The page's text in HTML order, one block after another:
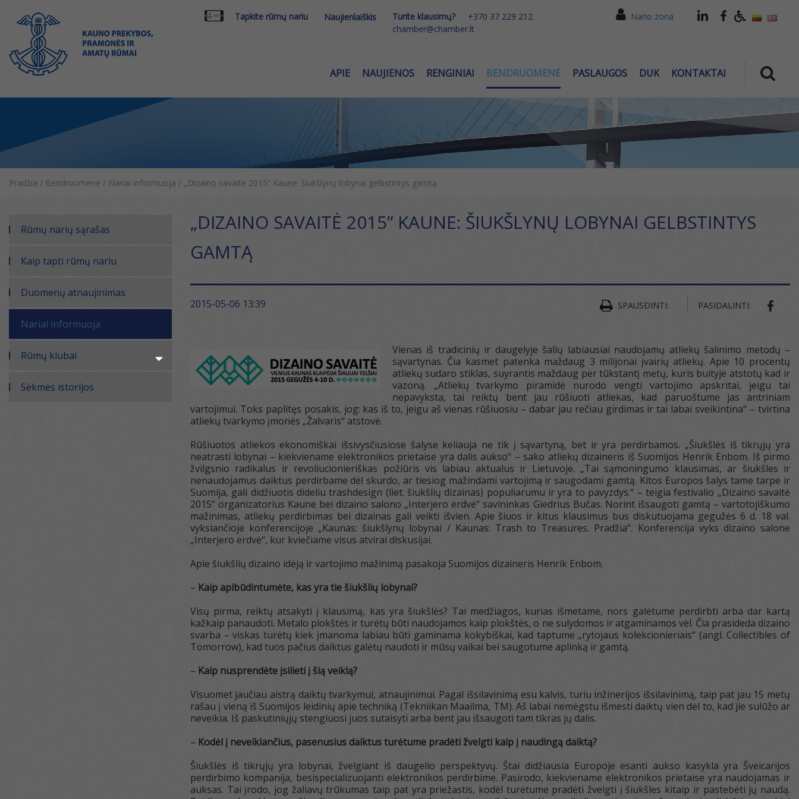
Tapkite rūmų nariu Naujienlaiškis Turite klausimų?
+370 37 229 212
chamber@chamber.lt
Nario zona
APIE NAUJIENOS RENGINIAI BENDRUOMENĖ PASLAUGOS DUK KONTAKTAI
Pradžia / Bendruomenė / Nariai informuoja / „Dizaino savaitė 2015” Kaune: šiukšlynų lobynai gelbstintys gamtą
Rūmų narių sąrašas
Kaip tapti rūmų nariu
Duomenų atnaujinimas
Nariai informuoja
Rūmų klubai
Sėkmės istorijos
„DIZAINO SAVAITĖ 2015” KAUNE: ŠIUKŠLYNŲ LOBYNAI GELBSTINTYS
GAMTĄ
2015-05-06 13:39 SPAUSDINTI: PASIDALINTI:
Vienas iš tradicinių ir daugelyje šalių labiausiai naudojamų atliekų šalinimo metodų –
sąvartynas. Čia kasmet patenka maždaug 3 milijonai įvairių atliekų. Apie 10 procentų
atliekų sudaro stiklas, suyrantis maždaug per tūkstantį metų, kuris buityje atstotų kad ir
vazoną. „Atliekų tvarkymo piramidė nurodo vengti vartojimo apskritai, jeigu tai
nepavyksta, tai reiktų bent jau rūšiuoti atliekas, kad paruoštume jas antriniam
vartojimui. Toks paplitęs posakis, jog: kas iš to, jeigu aš vienas rūšiuosiu – dabar jau rečiau girdimas ir tai labai sveikintina“ – tvirtina
atliekų tvarkymo įmonės „Žalvaris“ atstovė.
Rūšiuotos atliekos ekonomiškai išsivysčiusiose šalyse keliauja ne tik į sąvartyną, bet ir yra perdirbamos. „Šiukšlės iš tikrųjų yra
neatrasti lobynai – kiekviename elektronikos prietaise yra dalis aukso“ – sako atliekų dizaineris iš Suomijos Henrik Enbom. Iš pirmo
žvilgsnio radikalus ir revoliucionieriškas požiūris vis labiau aktualus ir Lietuvoje. „Tai sąmoningumo klausimas, ar šiukšles ir
nenaudojamus daiktus perdirbame dėl skurdo, ar tiesiog mažindami vartojimą ir saugodami gamtą. Kitos Europos šalys tame tarpe ir
Suomija, gali didžiuotis dideliu trashdesign (liet. šiukšlių dizainas) populiarumu ir yra to pavyzdys.“ – teigia festivalio „Dizaino savaitė
2015“ organizatorius Kaune bei dizaino salono „Interjero erdvė“ savininkas Giedrius Bučas. Norint išsaugoti gamtą – vartotojiškumo
mažinimas, atliekų perdirbimas bei dizainas gali veikti išvien. Apie šiuos ir kitus klausimus bus diskutuojama gegužės 6 d. 18 val.
vyksiančioje konferencijoje „Kaunas: šiukšlynų lobynai / Kaunas: Trash to Treasures. Pradžia“. Konferencija vyks dizaino salone
„Interjero erdvė“, kur kviečiame visus atvirai diskusijai.
Apie šiukšlių dizaino idėją ir vartojimo mažinimą pasakoja Suomijos dizaineris Henrik Enbom.
– Kaip apibūdintumėte, kas yra tie šiukšlių lobynai?
Visų pirma, reiktų atsakyti į klausimą, kas yra šiukšlės? Tai medžiagos, kurias išmetame, nors galėtume perdirbti arba dar kartą
kažkaip panaudoti. Metalo plokštės ir turėtų būti naudojamos kaip plokštės, o ne sulydomos ir atgaminamos vėl. Čia prasideda dizaino
svarba – viskas turėtų kiek įmanoma labiau būti gaminama kokybiškai, kad taptume „rytojaus kolekcionieriais“ (angl. Collectibles of
Tomorrow), kad tuos pačius daiktus galėtų naudoti ir mūsų vaikai bei saugotume aplinką ir gamtą.
– Kaip nusprendėte įsilieti į šią veiklą?
Visuomet jaučiau aistrą daiktų tvarkymui, atnaujinimui. Pagal išsilavinimą esu kalvis, turiu inžinerijos išsilavinimą, taip pat jau 15 metų
rašau į vieną iš Suomijos leidinių apie techniką (Tekniikan Maailma, TM). Aš labai nemėgstu išmesti daiktų vien dėl to, kad jie sulūžo ar
neveikia. Iš paskutiniųjų stengiuosi juos sutaisyti arba bent jau išsaugoti tam tikras jų dalis.
– Kodėl į neveikiančius, pasenusius daiktus turėtume pradėti žvelgti kaip į naudingą daiktą?
Šiukšlės iš tikrųjų yra lobynai, žvelgiant iš daugelio perspektyvų. Štai didžiausia Europoje esanti aukso kasykla yra Šveicarijos
perdirbimo kompanija, besispecializuojanti elektronikos perdirbime. Pasirodo, kiekviename elektronikos prietaise yra naudojamas ir
auksas. Tai įrodo, jog žaliavų trūkumas taip pat yra priežastis, kodėl turėtume pradėti žvelgti į šiukšles kitaip ir pastebėti jų naudą.